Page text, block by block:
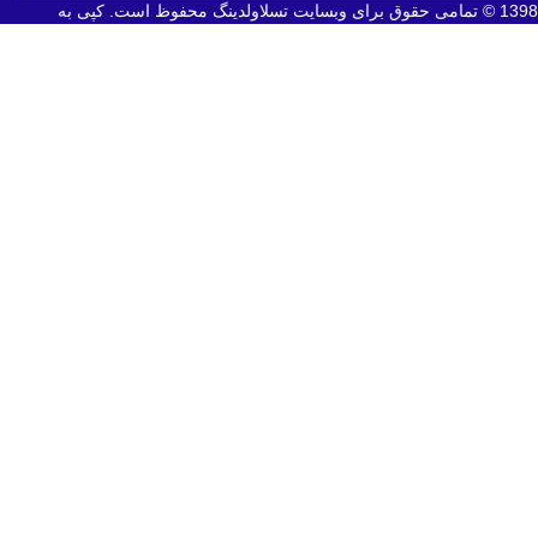
1398 © تمامی حقوق برای وبسایت تسلاولدینگ محفوظ است. کپی به